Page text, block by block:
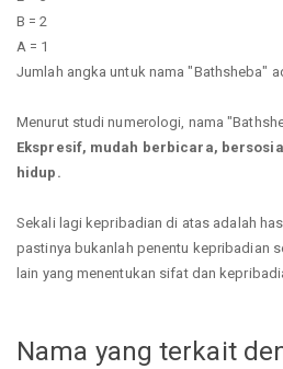
B = 2
A = 1
Jumlah angka untuk nama "Bathsheba"
Menurut studi numerologi, nama
Ekspresif, mudah berbicara,
hidup.
Sekali lagi kepribadian di atas adalah
pastinya bukanlah penentu kepribadian
lain yang menentukan sifat dan
Nama yang terkait